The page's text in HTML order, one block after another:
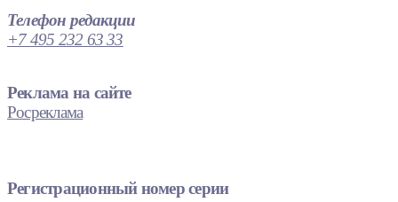
Телефон редакции
+7 495 232 63 33
Реклама на сайте
Росреклама
Регистрационный номер серии